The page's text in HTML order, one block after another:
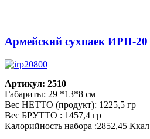
Армейский сухпаек ИРП-20
Артикул: 2510
Габариты: 29 *13*8 см
Вес НЕТТО (продукт): 1225,5 гр
Вес БРУТТО : 1457,4 гр
Калорийность набора :2852,45 Ккал